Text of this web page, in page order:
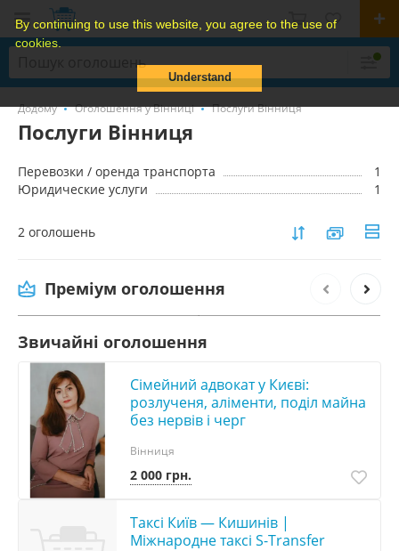
By continuing to use this website, you agree to the use of
cookies.
Understand
Додому Оголошення у Вінниці Послуги Вінниця
Послуги Вінниця
Перевозки / оренда транспорта
1
Юридические услуги
1
2 оголошень
Преміум оголошення
Услуги по вывозу мебели Киев, утилизация
1 000 грн.
Звичайні оголошення
Сімейний адвокат у Києві:
розлученя, аліменти, поділ майна
без нервів і черг
2 000 грн.
Вінниця
Таксі Київ — Кишинів |
Міжнародне таксі S-Transfer